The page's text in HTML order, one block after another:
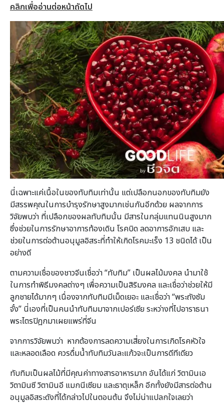
คลิกเพื่ออ่านต่อหน้าถัดไป
นี่เฉพาะแค่เนื้อในของทับทิมเท่านั้น แต่เปลือกนอกของทับทิมยัง
มีสรรพคุณในการบำรุงรักษาสูงมากเช่นกันอีกด้วย ผลจากการ
วิจัยพบว่า ที่เปลือกของผลทับทิมนั้น มีสารในกลุ่มแทนนินสูงมาก
ซึ่งช่วยในการรักษาอาการท้องเดิน โรคบิด ลดอาการอักเสบ และ
ช่วยในการต่อต้านอนุมูลอิสระที่ทำให้เกิดโรคมะเร็ง 13 ชนิดได้ เป็น
อย่างดี
ตามความเชื่อของชาวจีนเชื่อว่า “ทับทิม” เป็นผลไม้มงคล นำมาใช้
ในการทำพิธีมงคลต่างๆ เพื่อความเป็นสิริมงคล และเชื่อว่าช่วยให้มี
ลูกชายได้มากๆ เนื่องจากทับทิมมีเม็ดเยอะ และเชื่อว่า “พระถังซัม
จั๋ง” นี่เองที่เป็นคนนำทับทิมมาจากเปอร์เซีย ระหว่างที่ไปอาราธนา
พระไตรปิฎกมาเผยแพร่ที่จีน
จากการวิจัยพบว่า หากต้องการลดความเสี่ยงในการเกิดโรคหัวใจ
และหลอดเลือด ควรดื่มน้ำทับทิมวันละแก้วจะเป็นการดีทีเดียว
ทับทิมเป็นผลไม้ที่มีคุณค่าทางสารอาหารมาก อันได้แก่ วิตามินเอ
วิตามินซี วิตามินอี แมกนีเซียม และธาตุเหล็ก อีกทั้งยังมีสารต่อต้าน
อนุมูลอิสระดังที่ได้กล่าวไปในตอนต้น จึงไม่น่าแปลกใจเลยว่า